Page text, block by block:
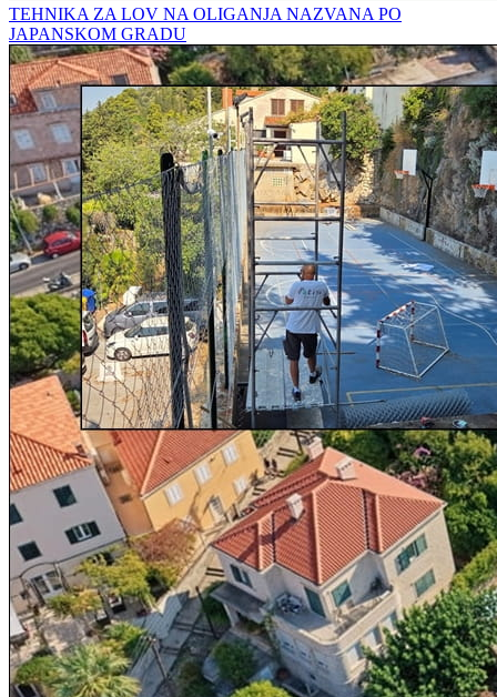
TEHNIKA ZA LOV NA OLIGANJA NAZVANA PO
JAPANSKOM GRADU